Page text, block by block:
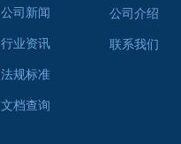
公司新闻
行业资讯
法规标准
文档查询
公司介绍
联系我们